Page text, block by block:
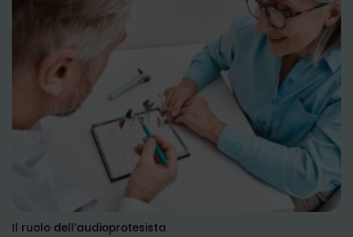
Il ruolo dell’audioprotesista